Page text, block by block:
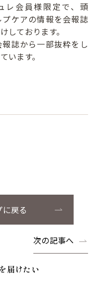
レ会員様限定で、頭
ケアの情報を会報誌
しております。
誌から一部抜粋をし
います。
戻る
次の記事へ
届けたい